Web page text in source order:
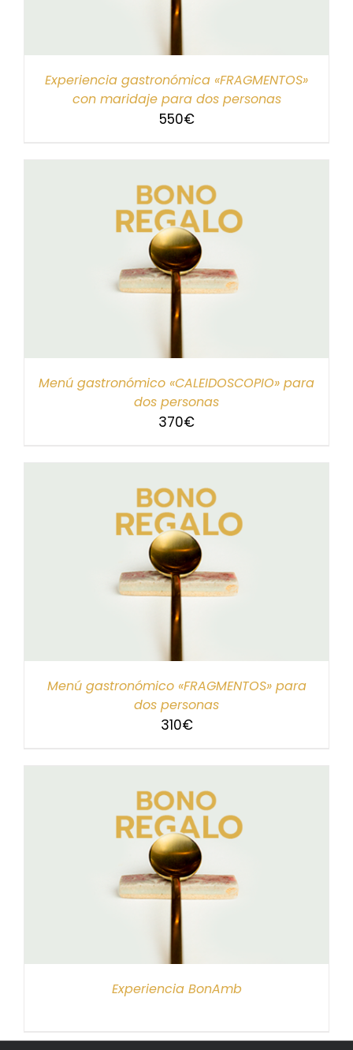
Experiencia gastronómica «FRAGMENTOS»
con maridaje para dos personas
550€
Menú gastronómico «CALEIDOSCOPIO» para
dos personas
370€
Menú gastronómico «FRAGMENTOS» para
dos personas
310€
Experiencia BonAmb